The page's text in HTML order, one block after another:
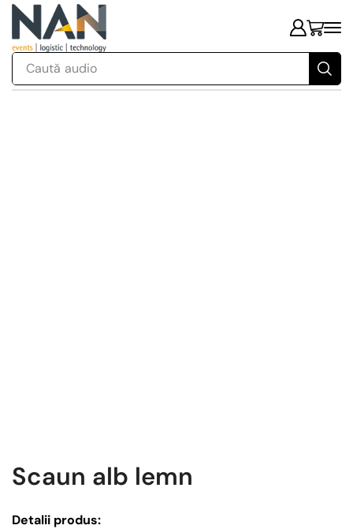
Caută audio
Scaun alb lemn
Detalii produs: